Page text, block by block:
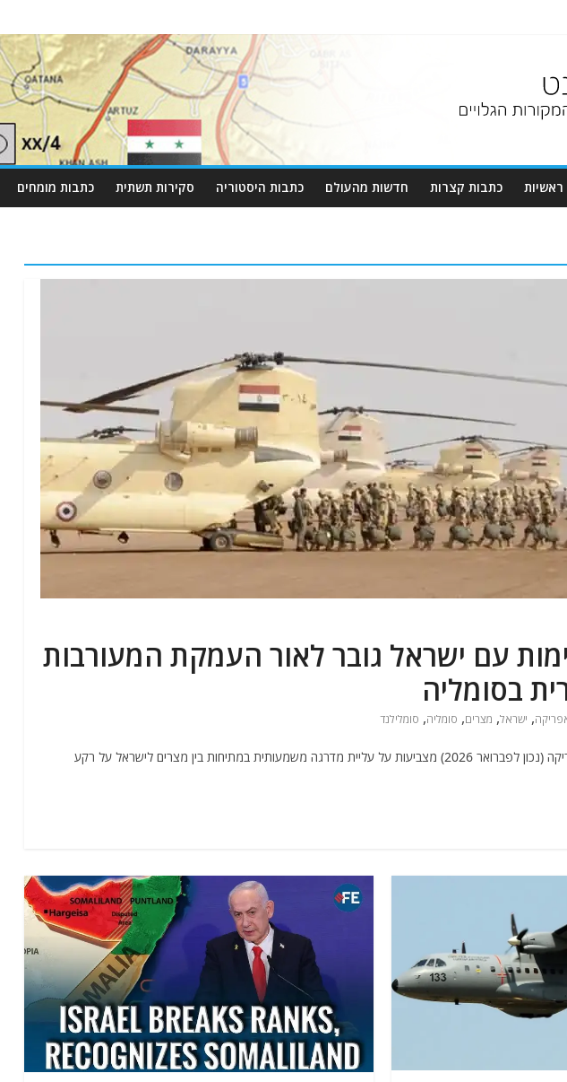
כתבות קצרות חדשות מהעולם כתבות היסטוריה סקירות תשתית כתבות מומחים
עם ישראל גובר לאור העמקת המעורבות
בסומליה
, ישראל, מצרים, סומליה, סומלילנד
ההתפתחויות האחרונות בקרן אפריקה (נכון לפברואר 2026) מצביעות על עליית מדרגה משמעותית במתיחות בין מצרים לישראל על רקע